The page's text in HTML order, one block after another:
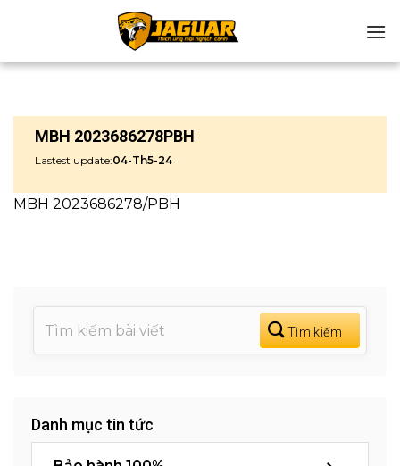
MBH 2023686278PBH
Lastest update:04-Th5-24
MBH 2023686278/PBH
Danh mục tin tức